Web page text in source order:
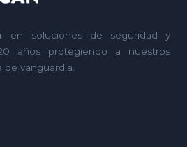
en soluciones de seguridad y
años protegiendo a nuestros
vanguardia.